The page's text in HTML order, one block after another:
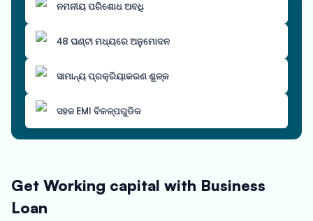
ନମନୀୟ ପରିଶୋଧ ଅବଧି
48 ଘଣ୍ଟା ମଧ୍ୟରେ ଅନୁମୋଦନ
ସାମାନ୍ୟ ପ୍ରକ୍ରିୟାକରଣ ଶୁଳ୍କ
ସହଜ EMI ବିକଳ୍ପଗୁଡିକ
Get Working capital with Business
Loan